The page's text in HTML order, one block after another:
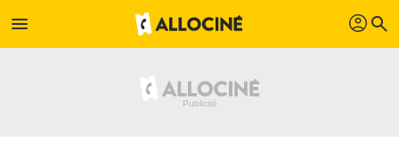
menu profil search